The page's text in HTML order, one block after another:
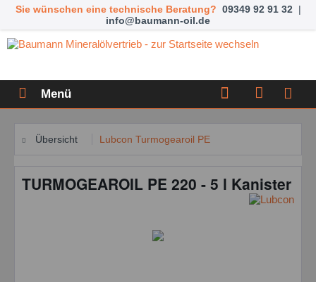
Sie wünschen eine technische Beratung? 09349 92 91 32 |
info@baumann-oil.de
Menü
Übersicht Lubcon Turmogearoil PE
TURMOGEAROIL PE 220 - 5 l Kanister